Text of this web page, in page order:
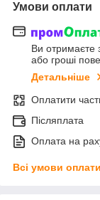
Умови оплати
Ви отримаєте
або гроші
Детальніше
Оплатити
Післяплата
Оплата на
Всі умови оплати